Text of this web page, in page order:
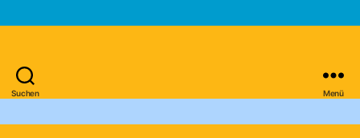
Suchen
Reiseportal
Menü